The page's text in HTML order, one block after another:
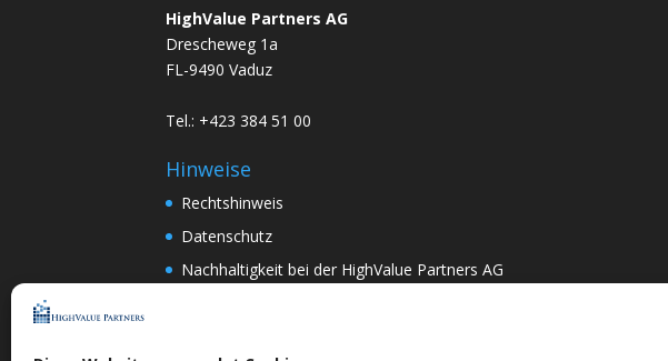
HighValue Partners AG
Drescheweg 1a
FL-9490 Vaduz
Tel.: +423 384 51 00
Hinweise
Rechtshinweis
Datenschutz
Nachhaltigkeit bei der HighValue Partners AG